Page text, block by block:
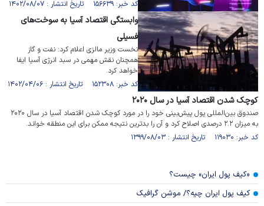
کد خبر: ۱۵۶۶۳۹ تاریخ انتشار : ۱۴۰۲/۰۸/۰۷
وابستگی اقتصاد آسیا به سوخت‌های
فسیلی
نخست وزیر مالزی اعلام کرد: نفت و گاز
همچنان نقش مهمی در سبد انرژی آسیا ایفا
خواهد کرد.
کد خبر: ۱۵۲۳۰۸ تاریخ انتشار : ۱۴۰۲/۰۴/۰۶
کوچک شدن اقتصاد آسیا در سال ۲۰۲۰
صندوق بین‌المللی پول پیش‌بینی خود را در مورد کوچک شدن اقتصاد آسیا در سال ۲۰۲۰
به میزان ۲.۲ درصدی اصلاح کرد و آن را بدترین نتیجه ممکن برای این منطقه خواند.
کد خبر: ۱۱۹۰۳۰ تاریخ انتشار : ۱۳۹۹/۰۸/۰۳
«کیف پول ایران» چیست؟
کیف پول ایران چیه؟/ موشن گرافیک